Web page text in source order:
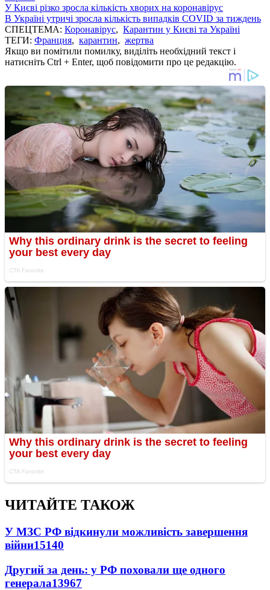
У Києві різко зросла кількість хворих на коронавірус
В Україні утричі зросла кількість випадків COVID за тиждень
СПЕЦТЕМА: Коронавірус, Карантин у Києві та Україні
ТЕГИ: Франция, карантин, жертва
Якщо ви помітили помилку, виділіть необхідний текст і
натисніть Ctrl + Enter, щоб повідомити про це редакцію.
ЧИТАЙТЕ ТАКОЖ
У МЗС РФ відкинули можливість завершення
війни15140
Другий за день: у РФ поховали ще одного
генерала13967